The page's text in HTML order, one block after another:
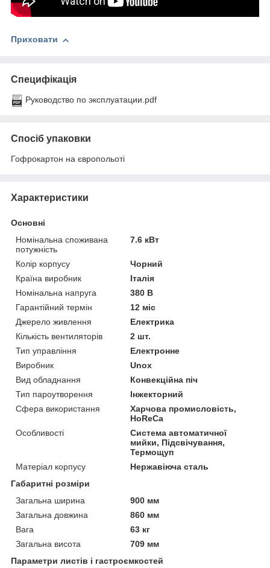
Приховати
Специфікація
Руководство по эксплуатации.pdf
Спосіб упаковки
Гофрокартон на європольоті
Характеристики
Основні
Номінальна споживана
потужність
7.6 кВт
Колір корпусу
Чорний
Країна виробник
Італія
Номінальна напруга
380 В
Гарантійний термін
12 міс
Джерело живлення
Електрика
Кількість вентиляторів
2 шт.
Тип управління
Електронне
Виробник
Unox
Вид обладнання
Конвекційна піч
Тип пароутворення
Інжекторний
Сфера використання
Харчова промисловість,
HoReCa
Особливості
Система автоматичної
мийки, Підсвічування,
Термощуп
Матеріал корпусу
Нержавіюча сталь
Габаритні розміри
Загальна ширина
900 мм
Загальна довжина
860 мм
Вага
63 кг
Загальна висота
709 мм
Параметри листів і гастроємкостей